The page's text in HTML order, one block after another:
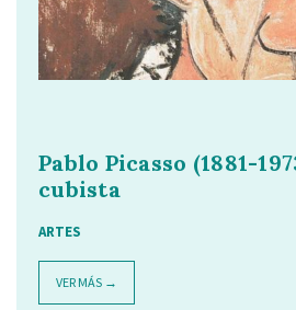
Pablo Picasso (1881-
cubista
ARTES
VER MÁS →